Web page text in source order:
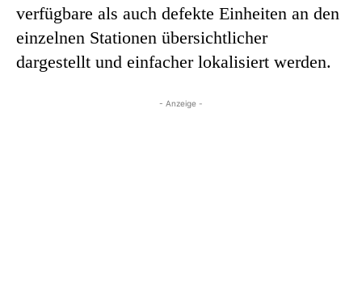
verfügbare als auch defekte Einheiten an den
einzelnen Stationen übersichtlicher
dargestellt und einfacher lokalisiert werden.
- Anzeige -